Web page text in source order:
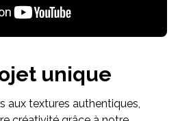
unique
aux textures authentiques,